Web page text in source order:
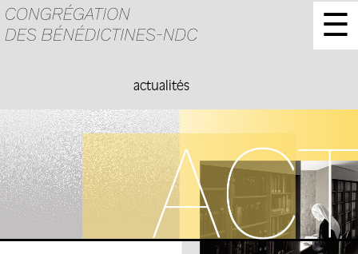
☰
actualités